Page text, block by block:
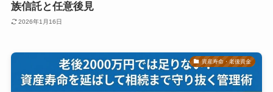
族信託と任意後見
2026年1月16日
資産寿命・老後資金